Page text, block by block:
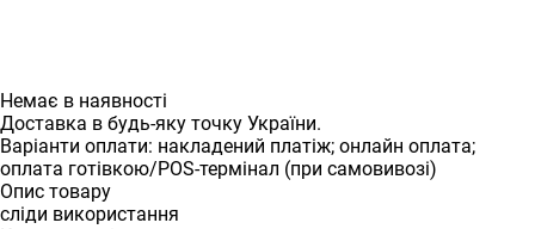
Немає в наявності
Доставка в будь-яку точку України.
Варіанти оплати: накладений платіж; онлайн оплата;
оплата готівкою/POS-термінал (при самовивозі)
Опис товару
сліди використання